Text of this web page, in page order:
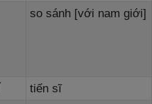
so sánh [với nam giới]
tiến sĩ